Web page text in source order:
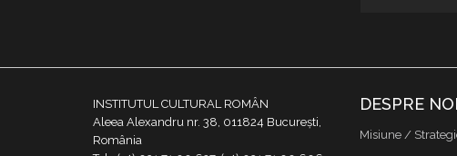
INSTITUTUL CULTURAL ROMÂN
Aleea Alexandru nr. 38, 011824 București,
România
DESPRE NOI
Misiune /